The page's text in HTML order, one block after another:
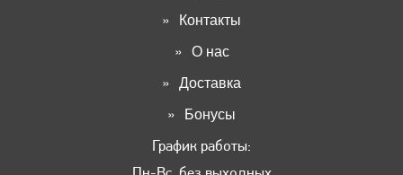
Контакты
О нас
Доставка
Бонусы
График работы: